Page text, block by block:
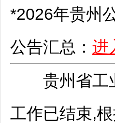
*2026年贵州
公告汇总： 进
贵州省工
工作已结束,